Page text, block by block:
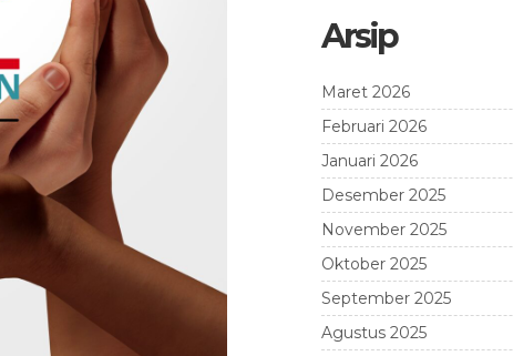
Arsip
Maret 2026
Februari 2026
Januari 2026
Desember 2025
November 2025
Oktober 2025
September 2025
Agustus 2025